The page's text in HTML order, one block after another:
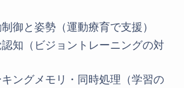
御と姿勢（運動療育で支援）
知（ビジョントレーニングの対
ングメモリ・同時処理（学習の